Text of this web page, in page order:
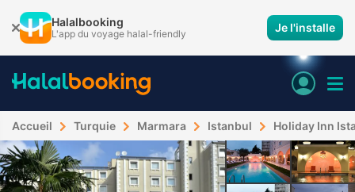
Halalbooking
L'app du voyage halal-friendly Je l'installe
Accueil Turquie Marmara Istanbul Holiday Inn